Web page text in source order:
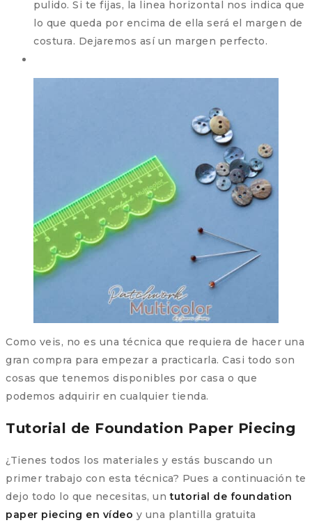
pulido. Si te fijas, la linea horizontal nos indica que
lo que queda por encima de ella será el margen de
costura. Dejaremos así un margen perfecto.
Como veis, no es una técnica que requiera de hacer una
gran compra para empezar a practicarla. Casi todo son
cosas que tenemos disponibles por casa o que
podemos adquirir en cualquier tienda.
Tutorial de Foundation Paper Piecing
¿Tienes todos los materiales y estás buscando un
primer trabajo con esta técnica? Pues a continuación te
dejo todo lo que necesitas, untutorial de foundation
paper piecing en vídeo y una plantilla gratuita